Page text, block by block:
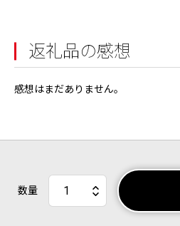
返礼品の感想
感想はまだありません。
数量